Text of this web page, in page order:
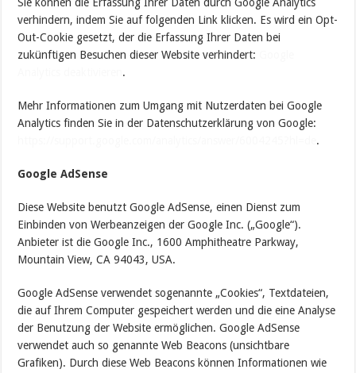
verhindern, indem Sie auf folgenden Link klicken. Es wird ein Opt-
Out-Cookie gesetzt, der die Erfassung Ihrer Daten bei
zukünftigen Besuchen dieser Website verhindert:
.
Mehr Informationen zum Umgang mit Nutzerdaten bei Google
Analytics finden Sie in der Datenschutzerklärung von Google:
.
Google AdSense
Diese Website benutzt Google AdSense, einen Dienst zum
Einbinden von Werbeanzeigen der Google Inc. („Google“).
Anbieter ist die Google Inc., 1600 Amphitheatre Parkway,
Mountain View, CA 94043, USA.
Google AdSense verwendet sogenannte „Cookies“, Textdateien,
die auf Ihrem Computer gespeichert werden und die eine Analyse
der Benutzung der Website ermöglichen. Google AdSense
verwendet auch so genannte Web Beacons (unsichtbare
Grafiken). Durch diese Web Beacons können Informationen wie